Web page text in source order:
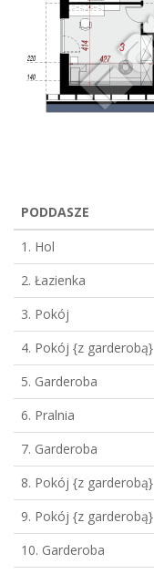
PODDASZE
1. Hol
2. Łazienka
3. Pokój
4. Pokój {z garderobą}
5. Garderoba
6. Pralnia
7. Garderoba
8. Pokój {z garderobą}
9. Pokój {z garderobą}
10. Garderoba